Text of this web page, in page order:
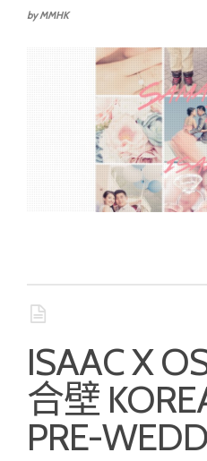
by MMHK
ISAAC X
合壁
PRE-